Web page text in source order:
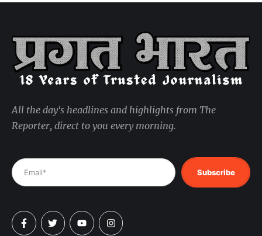
All the day's headlines and highlights from The
Reporter, direct to you every morning.
Subscribe